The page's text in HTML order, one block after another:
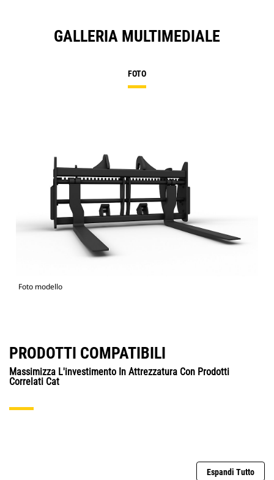
GALLERIA MULTIMEDIALE
FOTO
Foto modello
PRODOTTI COMPATIBILI
Massimizza L'investimento In Attrezzatura Con Prodotti
Correlati Cat
Espandi Tutto